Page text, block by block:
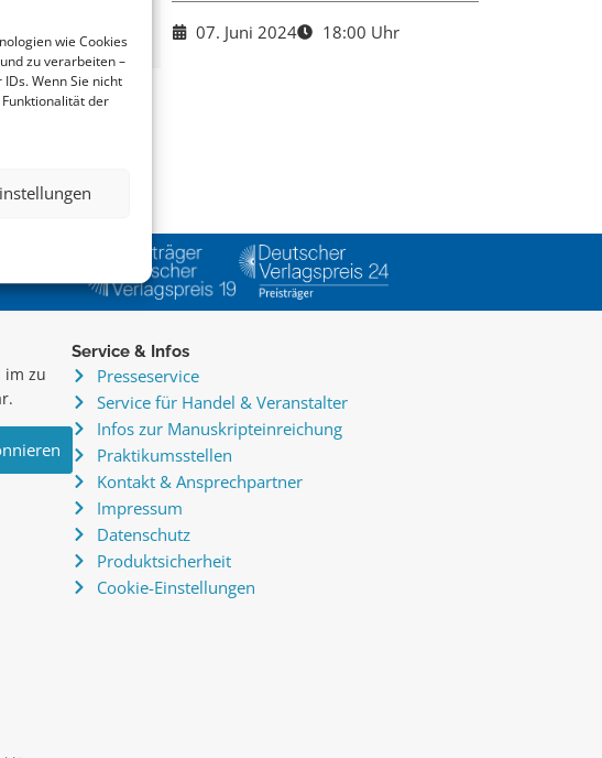
wie Cookies
zu verarbeiten –
Wenn Sie nicht
der
07. Juni 2024
18:00 Uhr
im zu
Service & Infos
Presseservice
Service für Handel & Veranstalter
Infos zur Manuskripteinreichung
Praktikumsstellen
Kontakt & Ansprechpartner
Impressum
Datenschutz
Produktsicherheit
Cookie-Einstellungen